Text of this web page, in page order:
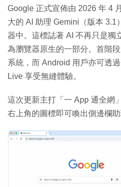
Google 正式宣佈由 2026 年 4
大的 AI 助理 Gemini（版本 3.1
器中。這標誌著 AI 不再只是獨
為瀏覽器原生的一部分。首階
系統，而 Android 用戶亦可透
Live 享受無縫體驗。
這次更新主打「一 App 通全網
右上角的圖標即可喚出側邊欄